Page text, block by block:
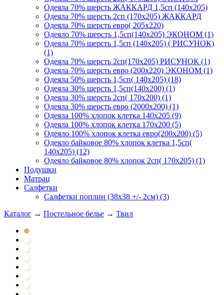
Одеяла 70% шерсть ЖАККАРД 1,5сп (140х205)
Одеяла 70% шерсть 2сп (170х205) ЖАККАРД
Одеяла 70% шерсть евро( 205х220)
Одеяло 70% шерсть 1,5сп(140х205) ЭКОНОМ (1)
Одеяла 70% шерсть 1,5сп (140х205) ( РИСУНОК)
(1)
Одеяла 70% шерсть 2сп(170х205) РИСУНОК (1)
Одеяла 70% шерсть евро (200х220) ЭКОНОМ (1)
Одеяла 50% шерсть 1,5сп( 140х205) (18)
Одеяла 30% шерсть 1,5сп(140х200) (1)
Одеяла 30% шерсть 2сп( 170х200) (1)
Одеяла 30% шерсть евро (2000х200) (1)
Одеяла 100% хлопок клетка 140х205 (9)
Одеяла 100% хлопок клетка 170х200 (5)
Одеяло 100% хлопок клетка евро(200х200) (5)
Одеяло байковое 80% хлопок клетка 1,5сп(
140х205) (12)
Одеяло байковое 80% хлопок 2сп( 170х205) (1)
Подушки
Матрац
Салфетки
Салфетки поплин (38х38 +/- 2см) (3)
Каталог → Постельное белье → Твил